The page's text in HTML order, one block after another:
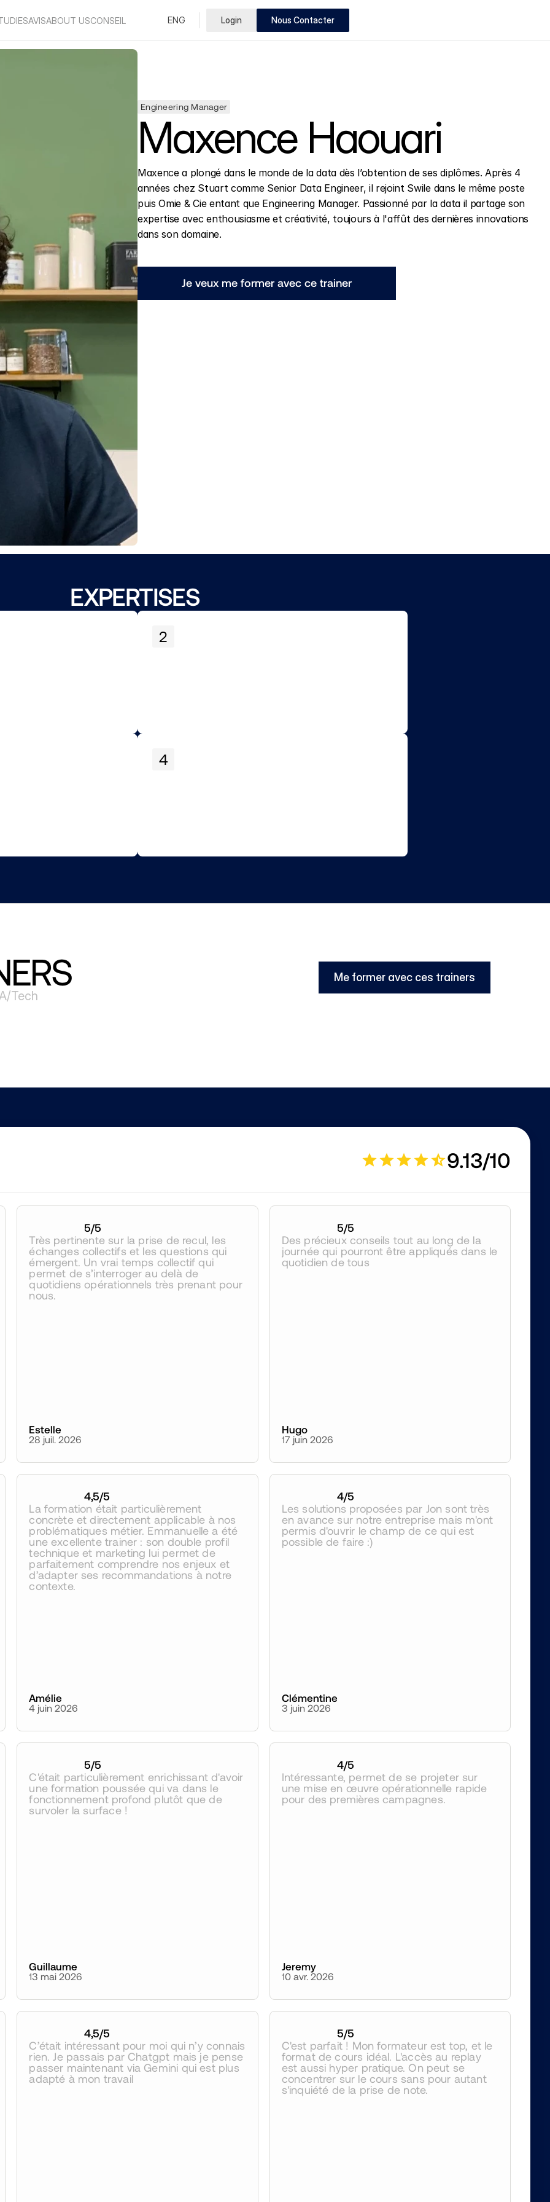
AVISABOUT USCONSEIL
Select Language
French
ENG Login Nous Contacter
Engineering Manager
Maxence Haouari
Maxence a plongé dans le monde de la data dès l’obtention de ses diplômes. Après 4
années chez Stuart comme Senior Data Engineer, il rejoint Swile dans le même poste
puis Omie & Cie entant que Engineering Manager. Passionné par la data il partage son
expertise avec enthousiasme et créativité, toujours à l'affût des dernières innovations
dans son domaine.
Je veux me former avec ce trainer
EXPERTISES
2
4
Tech
Me former avec ces trainers
9.13/10
5/5
Très pertinente sur la prise de recul, les
échanges collectifs et les questions qui
émergent. Un vrai temps collectif qui
permet de s’interroger au delà de
quotidiens opérationnels très prenant pour
nous.
Estelle
28 juil. 2026
5/5
Des précieux conseils tout au long de la
journée qui pourront être appliqués dans le
quotidien de tous
Hugo
17 juin 2026
4,5/5
La formation était particulièrement
concrète et directement applicable à nos
problématiques métier. Emmanuelle a été
une excellente trainer : son double profil
technique et marketing lui permet de
parfaitement comprendre nos enjeux et
d’adapter ses recommandations à notre
contexte.
Amélie
4 juin 2026
4/5
Les solutions proposées par Jon sont très
en avance sur notre entreprise mais m'ont
permis d'ouvrir le champ de ce qui est
possible de faire :)
Clémentine
3 juin 2026
5/5
C'était particulièrement enrichissant d'avoir
une formation poussée qui va dans le
fonctionnement profond plutôt que de
survoler la surface !
Guillaume
13 mai 2026
4/5
Intéressante, permet de se projeter sur
une mise en œuvre opérationnelle rapide
pour des premières campagnes.
Jeremy
10 avr. 2026
4,5/5
C’était intéressant pour moi qui n’y connais
rien. Je passais par Chatgpt mais je pense
passer maintenant via Gemini qui est plus
adapté à mon travail
5/5
C'est parfait ! Mon formateur est top, et le
format de cours idéal. L'accès au replay
est aussi hyper pratique. On peut se
concentrer sur le cours sans pour autant
s'inquiété de la prise de note.